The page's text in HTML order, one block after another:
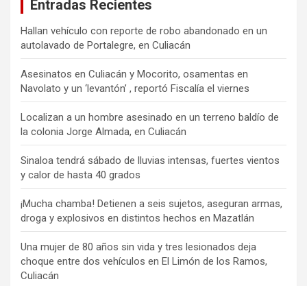
Entradas Recientes
Hallan vehículo con reporte de robo abandonado en un
autolavado de Portalegre, en Culiacán
Asesinatos en Culiacán y Mocorito, osamentas en
Navolato y un ‘levantón’ , reportó Fiscalía el viernes
Localizan a un hombre asesinado en un terreno baldío de
la colonia Jorge Almada, en Culiacán
Sinaloa tendrá sábado de lluvias intensas, fuertes vientos
y calor de hasta 40 grados
¡Mucha chamba! Detienen a seis sujetos, aseguran armas,
droga y explosivos en distintos hechos en Mazatlán
Una mujer de 80 años sin vida y tres lesionados deja
choque entre dos vehículos en El Limón de los Ramos,
Culiacán